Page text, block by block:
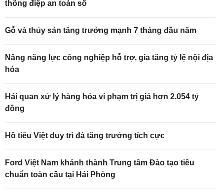
thông điệp an toàn số
Gỗ và thủy sản tăng trưởng mạnh 7 tháng đầu năm
Nâng năng lực công nghiệp hỗ trợ, gia tăng tỷ lệ nội địa
hóa
Hải quan xử lý hàng hóa vi phạm trị giá hơn 2.054 tỷ
đồng
Hồ tiêu Việt duy trì đà tăng trưởng tích cực
Ford Việt Nam khánh thành Trung tâm Đào tạo tiêu
chuẩn toàn cầu tại Hải Phòng